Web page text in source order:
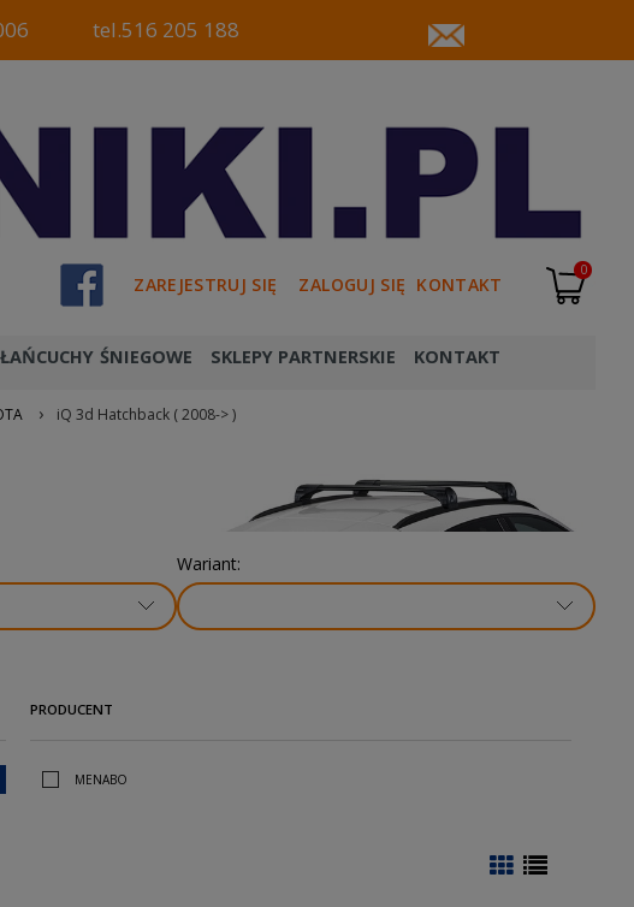
tel.516 205 188
ZAREJESTRUJ SIĘ ZALOGUJ SIĘ KONTAKT
0
ŁAŃCUCHY ŚNIEGOWE SKLEPY PARTNERSKIE KONTAKT
› iQ 3d Hatchback ( 2008-> )
Wariant:
PRODUCENT
MENABO